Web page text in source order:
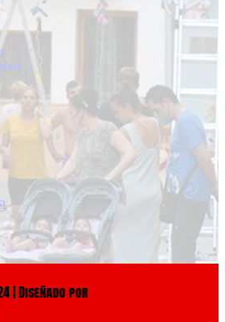
| Diseñado por